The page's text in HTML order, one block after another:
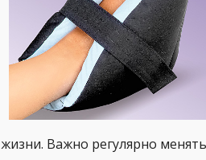
жизни. Важно регулярно